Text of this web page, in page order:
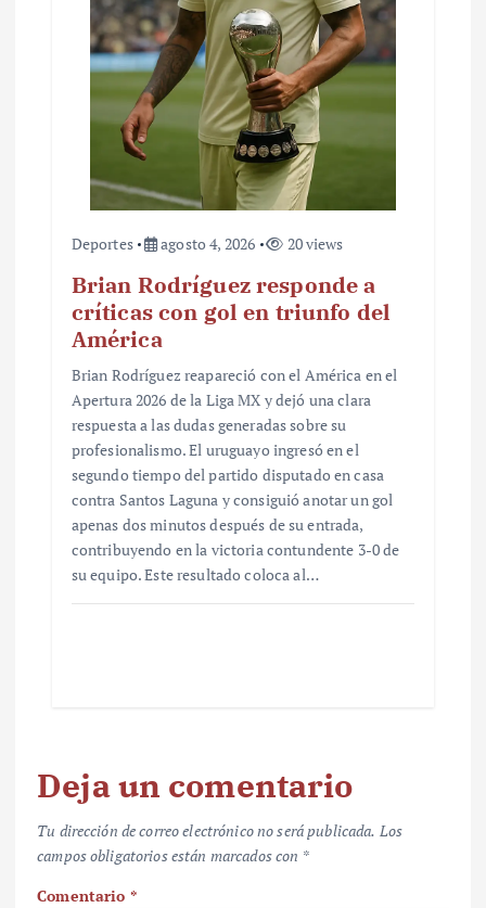
Deportes agosto 4, 2026 20 views
Brian Rodríguez responde a
críticas con gol en triunfo del
América
Brian Rodríguez reapareció con el América en el
Apertura 2026 de la Liga MX y dejó una clara
respuesta a las dudas generadas sobre su
profesionalismo. El uruguayo ingresó en el
segundo tiempo del partido disputado en casa
contra Santos Laguna y consiguió anotar un gol
apenas dos minutos después de su entrada,
contribuyendo en la victoria contundente 3-0 de
su equipo. Este resultado coloca al…
Deja un comentario
Tu dirección de correo electrónico no será publicada. Los
campos obligatorios están marcados con *
Comentario *